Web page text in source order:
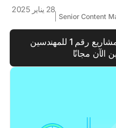
Senior Content
28 يناير 2025
جرب برنامج إدارة المشاريع رقم 1 للمهندسين
الآن مجانًا